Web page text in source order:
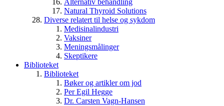
Alternativ behandling
Natural Thyroid Solutions
Diverse relatert til helse og sykdom
Medisinalindustri
Vaksiner
Meningsmålinger
Skeptikere
Biblioteket
Biblioteket
Bøker og artikler om jod
Per Egil Hegge
Dr. Carsten Vagn-Hansen